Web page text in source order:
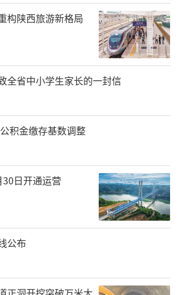
东汉时期墓葬110座。4座纪年
道墓，其中年代最早的为汉顺
代最晚的为汉灵帝中平五年，
。墓葬虽多经盗扰，但仍出土
器物，包括陶罐、陶仓、陶
动物（狗、鸡、鸭、猪）以及
出土的5件朱书陶罐（瓶）上写
反映了东汉中后期中原及西北
。文本遵循固定格式，即首记
请召神祇，再述解除事由，终
急急如律令”等结句。其核
拟官方文书，向地下神界宣告
此类器物是研究早期道教神祇
陕西旅游新格局
全省中小学生家长的一封信
积金缴存基数调整
日开通运营
公布